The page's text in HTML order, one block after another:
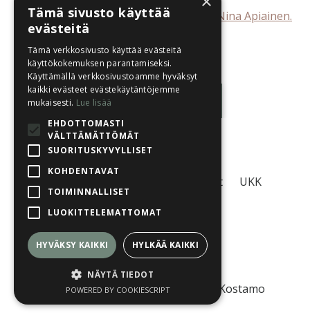
Luennoitsijana eläintenkouluttaja (AT) Nina Apiainen.
Luento on poistunut jäsensivustolta.
Luentolistaan
Käyttöehdot UKK
© 2026 Eläinlähtöinen Oy
© 2026 Kuvat: Koiratuulia, Sanna Kostamo
Tämä sivusto käyttää
evästeitä
Tämä verkkosivusto käyttää evästeitä
käyttökokemuksen parantamiseksi.
Käyttämällä verkkosivustoamme hyväksyt
kaikki evästeet evästekäytäntöjemme
mukaisesti. Lue lisää
EHDOTTOMASTI
VÄLTTÄMÄTTÖMÄT
SUORITUSKYVYLLISET
KOHDENTAVAT
TOIMINNALLISET
LUOKITTELEMATTOMAT
HYVÄKSY KAIKKI HYLKÄÄ KAIKKI
NÄYTÄ TIEDOT
POWERED BY COOKIESCRIPT